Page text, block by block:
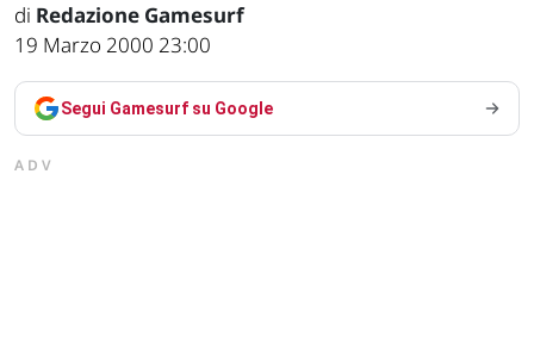
di Redazione Gamesurf
19 Marzo 2000 23:00
Segui Gamesurf su Google
ADV